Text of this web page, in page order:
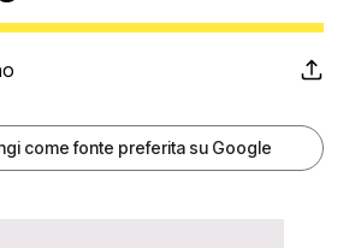
come fonte preferita su Google